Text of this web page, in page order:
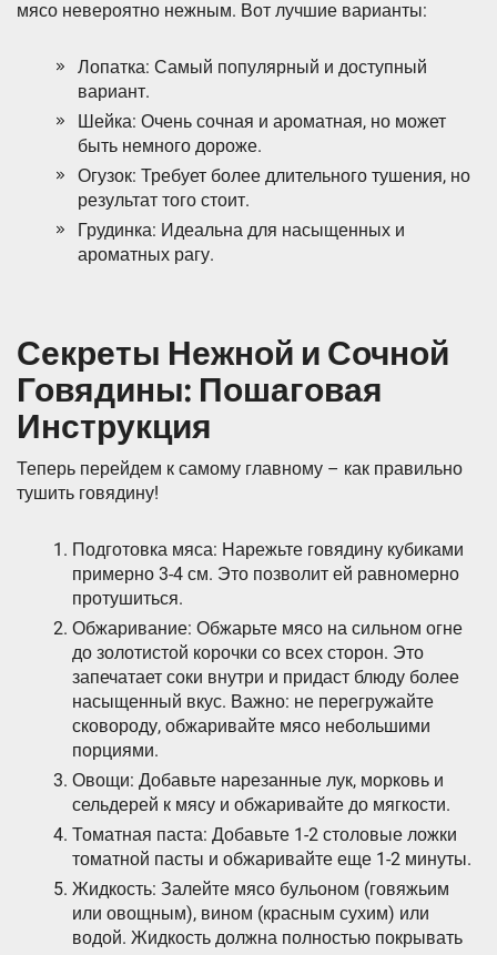
мясо невероятно нежным. Вот лучшие варианты:
Лопатка: Самый популярный и доступный
вариант.
Шейка: Очень сочная и ароматная, но может
быть немного дороже.
Огузок: Требует более длительного тушения, но
результат того стоит.
Грудинка: Идеальна для насыщенных и
ароматных рагу.
Секреты Нежной и Сочной
Говядины: Пошаговая
Инструкция
Теперь перейдем к самому главному – как правильно
тушить говядину!
Подготовка мяса: Нарежьте говядину кубиками
примерно 3-4 см. Это позволит ей равномерно
протушиться.
Обжаривание: Обжарьте мясо на сильном огне
до золотистой корочки со всех сторон. Это
запечатает соки внутри и придаст блюду более
насыщенный вкус. Важно: не перегружайте
сковороду, обжаривайте мясо небольшими
порциями.
Овощи: Добавьте нарезанные лук, морковь и
сельдерей к мясу и обжаривайте до мягкости.
Томатная паста: Добавьте 1-2 столовые ложки
томатной пасты и обжаривайте еще 1-2 минуты.
Жидкость: Залейте мясо бульоном (говяжьим
или овощным), вином (красным сухим) или
водой. Жидкость должна полностью покрывать